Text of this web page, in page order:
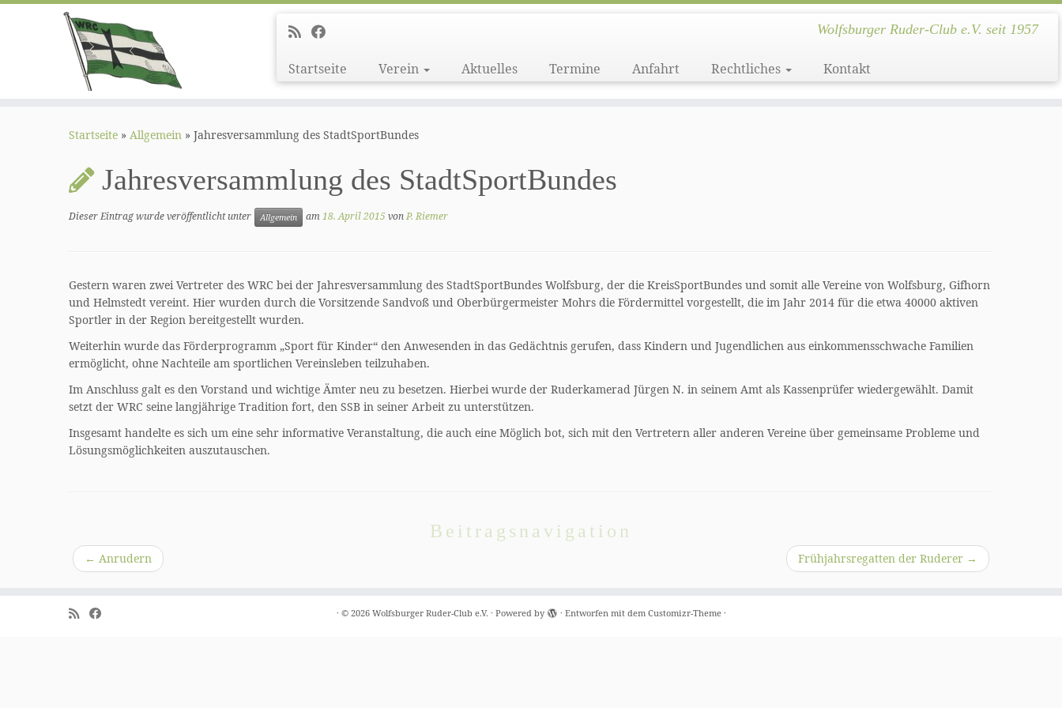
Wolfsburger Ruder-Club e.V. seit 1957
Startseite Verein Aktuelles Termine Anfahrt Rechtliches Kontakt
Startseite » Allgemein » Jahresversammlung des StadtSportBundes
Jahresversammlung des StadtSportBundes
Dieser Eintrag wurde veröffentlicht unter Allgemein am18. April 2015vonP. Riemer
Gestern waren zwei Vertreter des WRC bei der Jahresversammlung des StadtSportBundes Wolfsburg, der die KreisSportBundes und somit alle Vereine von Wolfsburg, Gifhorn
und Helmstedt vereint. Hier wurden durch die Vorsitzende Sandvoß und Oberbürgermeister Mohrs die Fördermittel vorgestellt, die im Jahr 2014 für die etwa 40000 aktiven
Sportler in der Region bereitgestellt wurden.
Weiterhin wurde das Förderprogramm „Sport für Kinder“ den Anwesenden in das Gedächtnis gerufen, dass Kindern und Jugendlichen aus einkommensschwache Familien
ermöglicht, ohne Nachteile am sportlichen Vereinsleben teilzuhaben.
Im Anschluss galt es den Vorstand und wichtige Ämter neu zu besetzen. Hierbei wurde der Ruderkamerad Jürgen N. in seinem Amt als Kassenprüfer wiedergewählt. Damit
setzt der WRC seine langjährige Tradition fort, den SSB in seiner Arbeit zu unterstützen.
Insgesamt handelte es sich um eine sehr informative Veranstaltung, die auch eine Möglich bot, sich mit den Vertretern aller anderen Vereine über gemeinsame Probleme und
Lösungsmöglichkeiten auszutauschen.
Beitragsnavigation
← Anrudern Frühjahrsregatten der Ruderer →
· © 2026 Wolfsburger Ruder-Club e.V. · Powered by · Entworfen mit dem Customizr-Theme·